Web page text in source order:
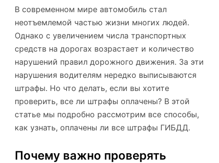
В современном мире автомобиль стал
неотъемлемой частью жизни многих людей.
Однако с увеличением числа транспортных
средств на дорогах возрастает и количество
нарушений правил дорожного движения. За эти
нарушения водителям нередко выписываются
штрафы. Но что делать, если вы хотите
проверить, все ли штрафы оплачены? В этой
статье мы подробно рассмотрим все способы,
как узнать, оплачены ли все штрафы ГИБДД.
Почему важно проверять